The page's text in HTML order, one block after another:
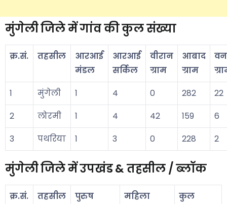
मुंगेली जिले में गांव की कुल संख्या
क्र.सं. तहसील
आरआई
मंडल
आरआई
सर्किल
वीरान
ग्राम
आबाद
ग्राम
वन
1
मुंगेली 1 4 0 282
22
2
लोरमी 1 4 42 159
6
3
पथरिया 1 3 0 228 2
मुंगेली जिले में उपखंड & तहसील / ब्लॉक
क्र.सं. तहसील
पुरुष
महिला
कुल